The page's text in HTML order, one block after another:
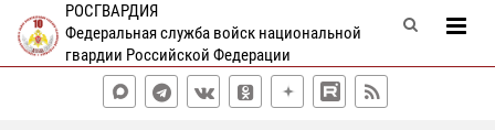
РОСГВАРДИЯ
Федеральная служба войск национальной
гвардии Российской Федерации